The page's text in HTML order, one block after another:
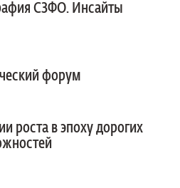
СЗФО. Инсайты
форум
роста в эпоху дорогих